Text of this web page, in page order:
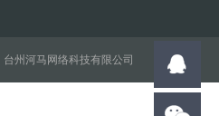
台州河马网络科技有限公司